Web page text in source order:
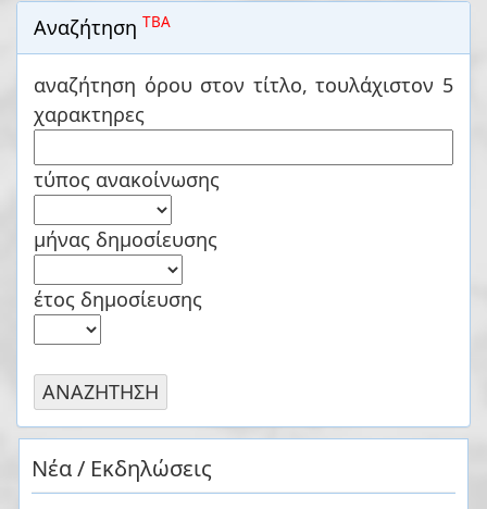
Αναζήτηση TBA
αναζήτηση όρου στον τίτλο, τουλάχιστον 5
χαρακτηρες
τύπος ανακοίνωσης
μήνας δημοσίευσης
έτος δημοσίευσης
Νέα / Εκδηλώσεις